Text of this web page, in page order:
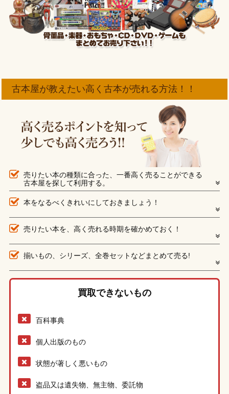
古本屋が教えたい高く古本が売れる方法！！
売りたい本の種類に合った、一番高く売ることができる
古本屋を探して利用する。
本をなるべくきれいにしておきましょう！
売りたい本を、高く売れる時期を確かめておく！
揃いもの、シリーズ、全巻セットなどまとめて売る!
買取できないもの
百科事典
個人出版のもの
状態が著しく悪いもの
盗品又は遺失物、無主物、委託物